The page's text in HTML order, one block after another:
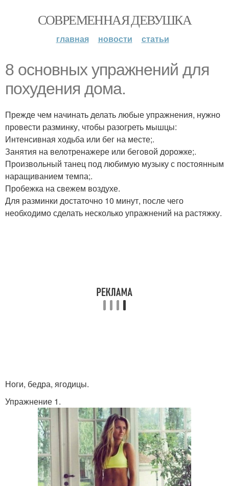
СОВРЕМЕННАЯ ДЕВУШКА
главная новости статьи
8 основных упражнений для
похудения дома.
Прежде чем начинать делать любые упражнения, нужно
провести разминку, чтобы разогреть мышцы:
Интенсивная ходьба или бег на месте;.
Занятия на велотренажере или беговой дорожке;.
Произвольный танец под любимую музыку с постоянным
наращиванием темпа;.
Пробежка на свежем воздухе.
Для разминки достаточно 10 минут, после чего
необходимо сделать несколько упражнений на растяжку.
Ноги, бедра, ягодицы.
Упражнение 1.